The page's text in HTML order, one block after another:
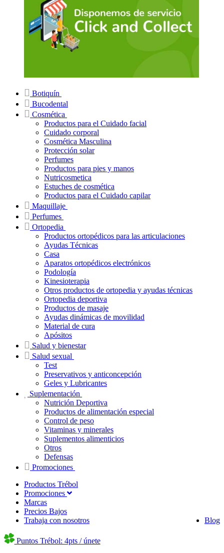
Botiquín
Bucodental
Cosmética
Productos para el Cuidado facial
Cuidado corporal
Cosmética Masculina
Protección solar
Perfumes
Productos para pies y manos
Nutricosmetica
Estuches de cosmética
Productos para el Cuidado capilar
Maquillaje
Perfumes
Ortopedia
Productos ortopédicos para las articulaciones
Ayudas Técnicas
Casa
Aparatos ortopédicos electrónicos
Podología
Kinesioterapia
Otros productos de ortopedia y ayudas técnicas
Ortopedia deportiva
Productos de masaje
Ayudas dinámicas de movilidad
Material de cura
Apósitos
Salud y bienestar
Salud sexual
Test
Preservativos y anticoncepción
Geles y Lubricantes
Suplementación
Nutrición Deportiva
Productos de alimentación especial
Control de peso
Vitaminas y minerales
Suplementos alimenticios
Otros
Defensas
Promociones
Productos Trébol
Promociones
Marcas
Precios Bajos
Blog
Trabaja con nosotros
Puntos Trébol: 4pts / únete